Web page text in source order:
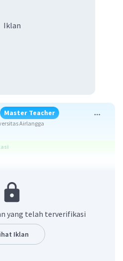
Iklan
Master Teacher
Airlangga
keberagaman
Besar Bahasa Indonesia, ras
berdasarkan ciri-ciri
yang telah terverifikasi
Iklan